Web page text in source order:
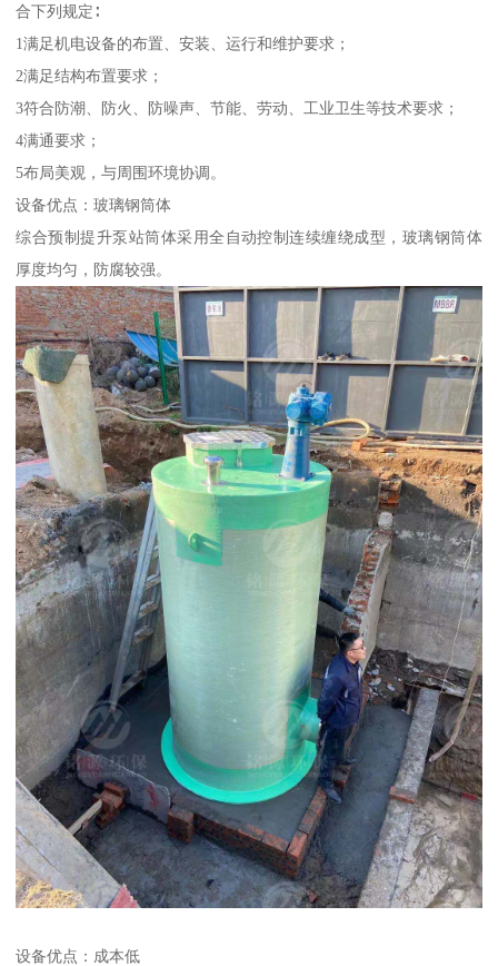
合下列规定∶
1满足机电设备的布置、安装、运行和维护要求；
2满足结构布置要求；
3符合防潮、防火、防噪声、节能、劳动、工业卫生等技术要求；
4满通要求；
5布局美观，与周围环境协调。
设备优点：玻璃钢筒体
综合预制提升泵站筒体采用全自动控制连续缠绕成型，玻璃钢筒体
厚度均匀，防腐较强。
设备优点：成本低